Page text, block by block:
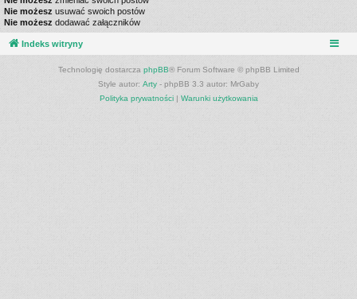
Nie możesz usuwać swoich postów
Nie możesz dodawać załączników
Indeks witryny
Technologię dostarcza phpBB® Forum Software © phpBB Limited
Style autor: Arty - phpBB 3.3 autor: MrGaby
Polityka prywatności| Warunki użytkowania